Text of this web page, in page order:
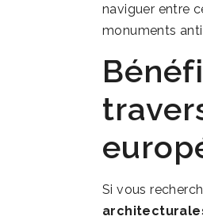
naviguer entre
monuments
Si vous